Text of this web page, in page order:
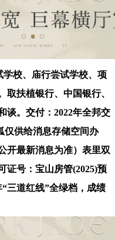
校、庙行尝试学校、项
取扶植银行、中国银行、
谈。交付：2022年全邦交
仅供给消息存储空间办
开最新消息为准）表里双
证号：宝山房管(2025)预
三道红线”全绿档，成绩